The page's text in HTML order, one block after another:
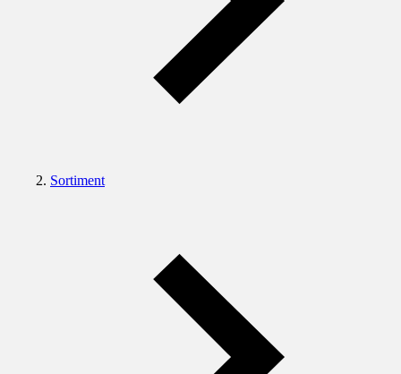
Sortiment